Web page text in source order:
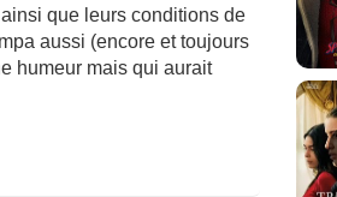
que leurs conditions de
aussi (encore et toujours
humeur mais qui aurait